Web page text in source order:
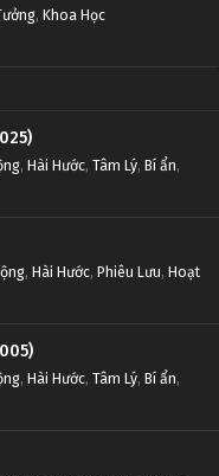
, Khoa Học
, Hài Hước, Tâm Lý, Bí ẩn,
, Hài Hước, Phiêu Lưu, Hoạt
, Hài Hước, Tâm Lý, Bí ẩn,